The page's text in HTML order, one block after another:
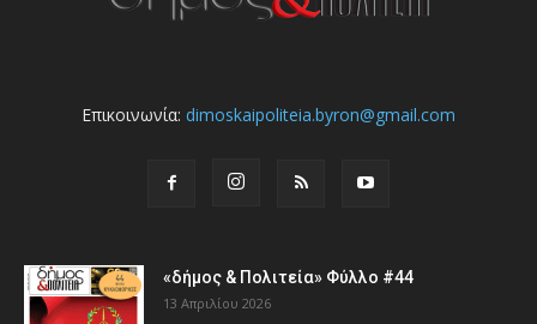
Επικοινωνία: dimoskaipoliteia.byron@gmail.com
«δήμος & Πολιτεία» Φύλλο #44
13 Απριλίου 2026